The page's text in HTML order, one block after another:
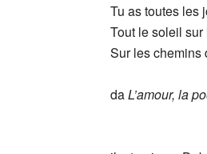
Tu as toutes les
Tout le soleil sur
Sur les chemins
daL’amour, la